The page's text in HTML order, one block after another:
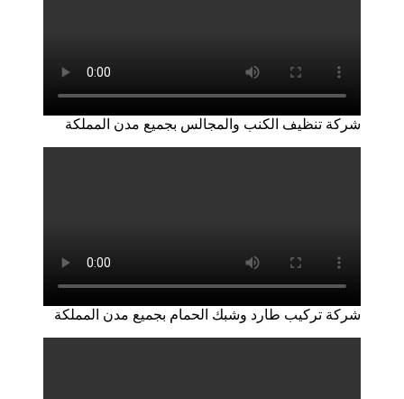
شركة تنظيف الكنب والمجالس بجميع مدن المملكة
شركة تركيب طارد وشبك الحمام بجميع مدن المملكة